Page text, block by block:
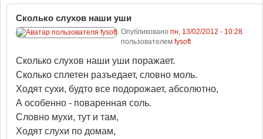
Сколько слухов наши уши
Опубликовано пн, 13/02/2012 - 10:28
пользователем fysoft
Сколько слухов наши уши поражает.
Сколько сплетен разъедает, словно моль.
Ходят сухи, будто все подорожает, абсолютно,
А особенно - поваренная соль.
Словно мухи, тут и там,
Ходят слухи по домам,